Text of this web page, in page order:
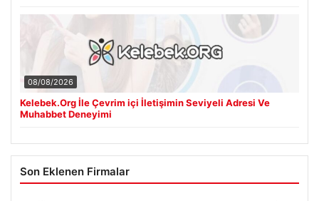
08/08/2026
Kelebek.Org İle Çevrim içi İletişimin Seviyeli Adresi Ve
Muhabbet Deneyimi
Son Eklenen Firmalar